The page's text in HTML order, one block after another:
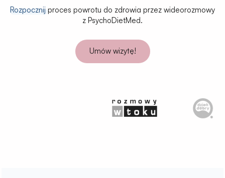
Rozpocznij proces powrotu do zdrowia przez wideorozmowy
z PsychoDietMed.
Umów wizytę!